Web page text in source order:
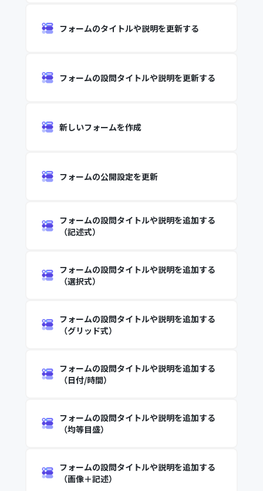
フォームのタイトルや説明を更新する
フォームの設問タイトルや説明を更新する
新しいフォームを作成
フォームの公開設定を更新
フォームの設問タイトルや説明を追加する
（記述式）
フォームの設問タイトルや説明を追加する
（選択式）
フォームの設問タイトルや説明を追加する
（グリッド式）
フォームの設問タイトルや説明を追加する
（日付/時間）
フォームの設問タイトルや説明を追加する
（均等目盛）
フォームの設問タイトルや説明を追加する
（画像＋記述）